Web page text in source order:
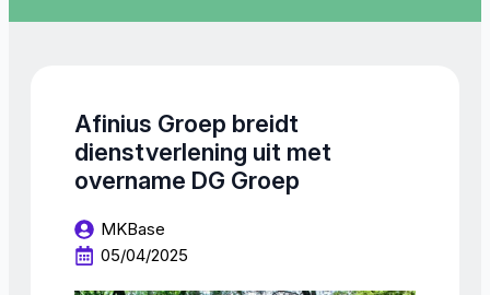
Afinius Groep breidt
dienstverlening uit met
overname DG Groep
MKBase
05/04/2025